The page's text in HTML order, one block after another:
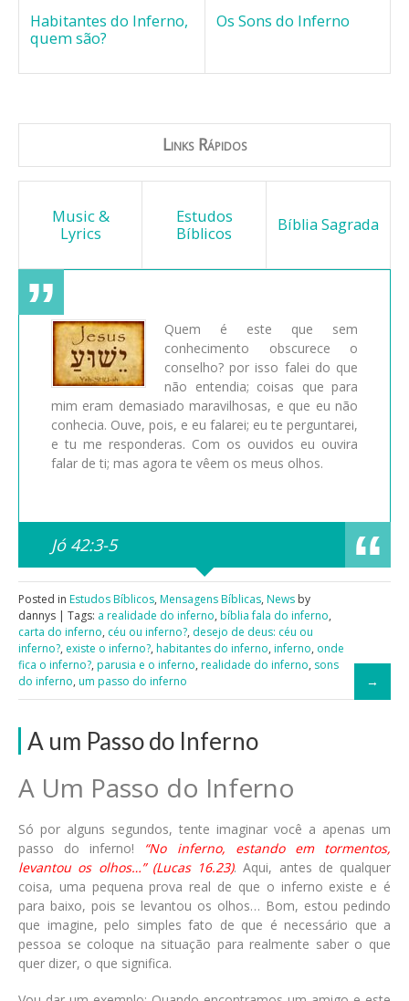
Habitantes do Inferno,
quem são?
Os Sons do Inferno
Links Rápidos
Music &
Lyrics
Estudos
Bíblicos
Bíblia Sagrada
Quem é este que sem
conhecimento obscurece o
conselho? por isso falei do que
não entendia; coisas que para
mim eram demasiado maravilhosas, e que eu não
conhecia. Ouve, pois, e eu falarei; eu te perguntarei,
e tu me responderas. Com os ouvidos eu ouvira
falar de ti; mas agora te vêem os meus olhos.
Jó 42:3-5
Posted in Estudos Bíblicos, Mensagens Bíblicas, News by
dannys | Tags: a realidade do inferno, bíblia fala do inferno,
carta do inferno, céu ou inferno?, desejo de deus: céu ou
inferno?, existe o inferno?, habitantes do inferno, inferno, onde
fica o inferno?, parusia e o inferno, realidade do inferno, sons
do inferno, um passo do inferno
A um Passo do Inferno
A Um Passo do Inferno
Só por alguns segundos, tente imaginar você a apenas um
passo do inferno! “No inferno, estando em tormentos,
levantou os olhos…” (Lucas 16.23). Aqui, antes de qualquer
coisa, uma pequena prova real de que o inferno existe e é
para baixo, pois se levantou os olhos… Bom, estou pedindo
que imagine, pelo simples fato de que é necessário que a
pessoa se coloque na situação para realmente saber o que
quer dizer, o que significa.